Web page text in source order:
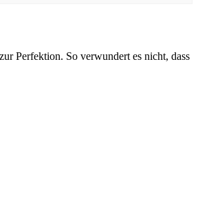
Perfektion. So verwundert es nicht, dass